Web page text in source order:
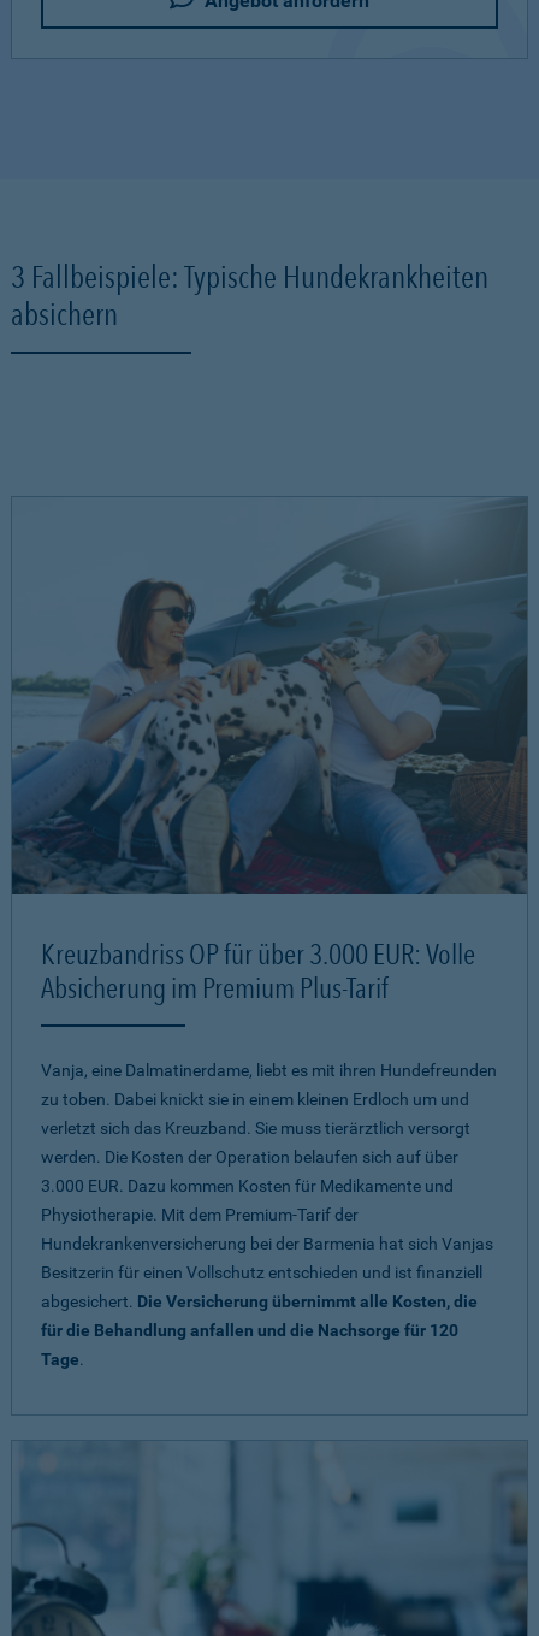
3 Fallbeispiele: Typische Hundekrankheiten
absichern
Kreuzbandriss OP für über 3.000 EUR: Volle
Absicherung im Premium Plus-Tarif
Vanja, eine Dalmatinerdame, liebt es mit ihren Hundefreunden
zu toben. Dabei knickt sie in einem kleinen Erdloch um und
verletzt sich das Kreuzband. Sie muss tierärztlich versorgt
werden. Die Kosten der Operation belaufen sich auf über
3.000 EUR. Dazu kommen Kosten für Medikamente und
Physiotherapie. Mit dem Premium-Tarif der
Hundekrankenversicherung bei der Barmenia hat sich Vanjas
Besitzerin für einen Vollschutz entschieden und ist finanziell
abgesichert. Die Versicherung übernimmt alle Kosten, die
für die Behandlung anfallen und die Nachsorge für 120
Tage.